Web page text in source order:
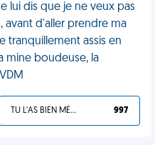
lui dis que je ne veux pas
avant d'aller prendre ma
tranquillement assis en
mine boudeuse, la
TU L'AS BIEN MÉRITÉ 997